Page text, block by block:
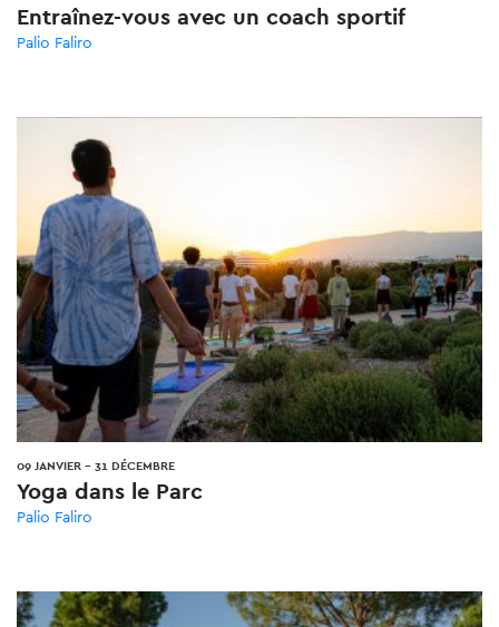
Entraînez-vous avec un coach sportif
Palio Faliro
09 JANVIER - 31 DÉCEMBRE
Yoga dans le Parc
Palio Faliro